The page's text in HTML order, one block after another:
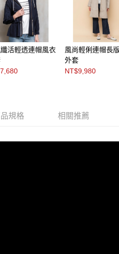
辦者引起之損失，本公司不負相關責
依據個別帳號之用戶狀況，依本公司即
額度不足之情形，本公司將視審查結果
人資訊註冊。若發現惡意使用之情形，
戶之使用額度並採取法律行動。
活輕透連帽風衣
風尚輕俐連帽長
外套
NT$9,980
規格 相關推薦